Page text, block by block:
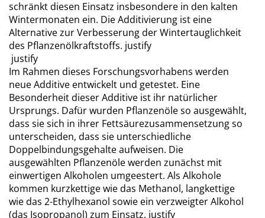
schränkt diesen Einsatz insbesondere in den kalten
Wintermonaten ein. Die Additivierung ist eine
Alternative zur Verbesserung der Wintertauglichkeit
des Pflanzenölkraftstoffs. justify
justify
Im Rahmen dieses Forschungsvorhabens werden
neue Additive entwickelt und getestet. Eine
Besonderheit dieser Additive ist ihr natürlicher
Ursprungs. Dafür wurden Pflanzenöle so ausgewählt,
dass sie sich in ihrer Fettsäurezusammensetzung so
unterscheiden, dass sie unterschiedliche
Doppelbindungsgehalte aufweisen. Die
ausgewählten Pflanzenöle werden zunächst mit
einwertigen Alkoholen umgeestert. Als Alkohole
kommen kurzkettige wie das Methanol, langkettige
wie das 2-Ethylhexanol sowie ein verzweigter Alkohol
(das Isopropanol) zum Einsatz. justify